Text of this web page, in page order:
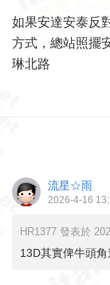
如果安達安泰反
方式，總站照擺
琳北路
流星☆雨
2026-4-16
HR1377 發表於
13D其實俾牛頭